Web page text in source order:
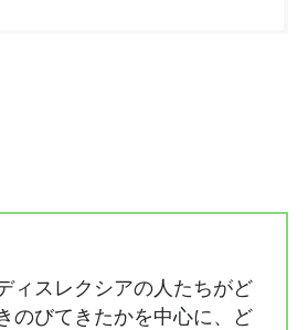
ィスレクシアの人たちがど
のびてきたかを中心に、ど